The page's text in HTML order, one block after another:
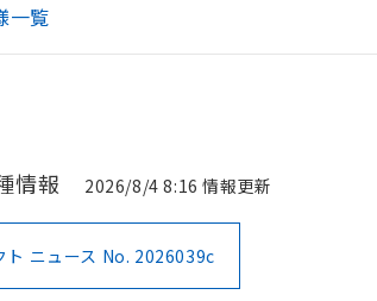
一覧
情報 2026/8/4 8:16 情報更新
ト ニュース No. 2026039c